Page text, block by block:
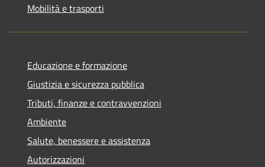
Mobilità e trasporti
Educazione e formazione
Giustizia e sicurezza pubblica
Tributi, finanze e contravvenzioni
Ambiente
Salute, benessere e assistenza
Autorizzazioni